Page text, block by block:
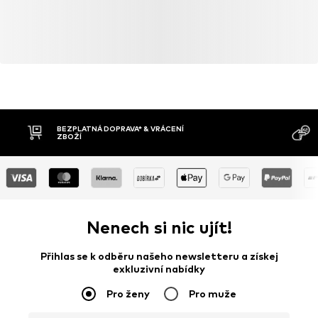
BEZPLATNÁ DOPRAVA* & VRÁCENÍ
ZBOŽÍ
Nenech si nic ujít!
Přihlas se k odběru našeho newsletteru a získej
exkluzivní nabídky
Pro ženy Pro muže